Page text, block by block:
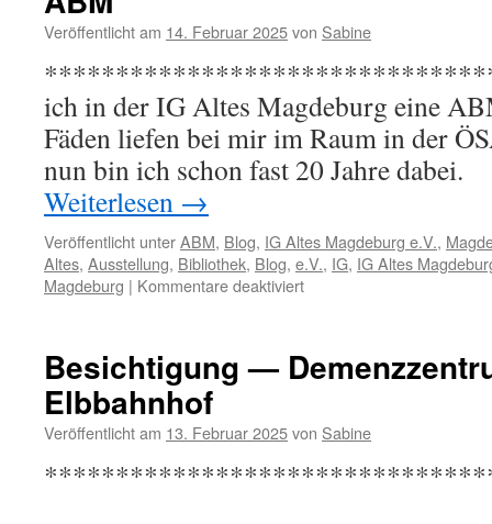
Veröffentlicht am 14. Februar 2025von Sabine
*********************************
ich in der IG Altes Magdeburg eine
Fäden liefen bei mir im Raum in der
nun bin ich schon fast 20
Weiterlesen →
Veröffentlicht unterABM, Blog, IG Altes Magdeburg e.V.,
Altes, Ausstellung, Bibliothek, Blog, e.V., IG, IG Altes
Magdeburg | Kommentare deaktiviertfür
Besichtigung —
Elbbahnhof
Veröffentlicht am 13. Februar 2025von Sabine